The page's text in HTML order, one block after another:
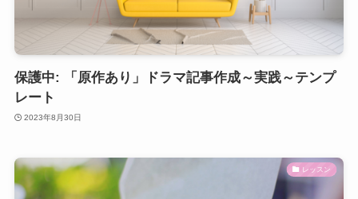
保護中: 「原作あり」ドラマ記事作成～実践～テンプ
レート
2023年8月30日
レッスン